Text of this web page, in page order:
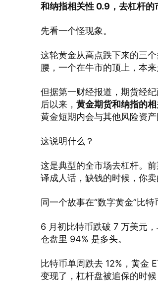
和纳指相关性 0.9，去杠杆的
先看一个怪现象。
这轮黄金从高点跌下来的三
腰，一个在牛市的顶上，本来
但据第一财经报道，期货经
后以来， 黄金期货和纳指的
黄金短期内会与其他风险资产
这说明什么？
这是典型的全市场去杠杆。
译成人话，缺钱的时候，你
同一个故事在“数字黄金”比特
6 月初比特币跌破 7 万美元
仓盘里 94% 是多头。
比特币单周跌去 12%，黄金
变现了，杠杆盘被追保的时